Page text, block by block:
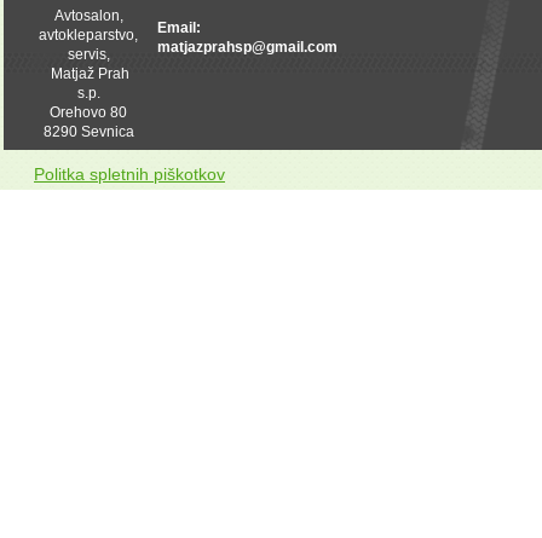
Avtosalon,
avtokleparstvo,
servis,
Matjaž Prah
s.p.
Orehovo 80
8290 Sevnica
Email:
matjazprahsp@gmail.com
Politka spletnih piškotkov